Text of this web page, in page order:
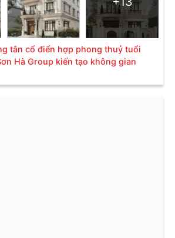
tân cổ điển hợp phong thuỷ tuổi
Hà Group kiến tạo không gian